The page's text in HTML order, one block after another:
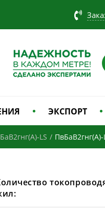
ЭКСПОРТ
LS /